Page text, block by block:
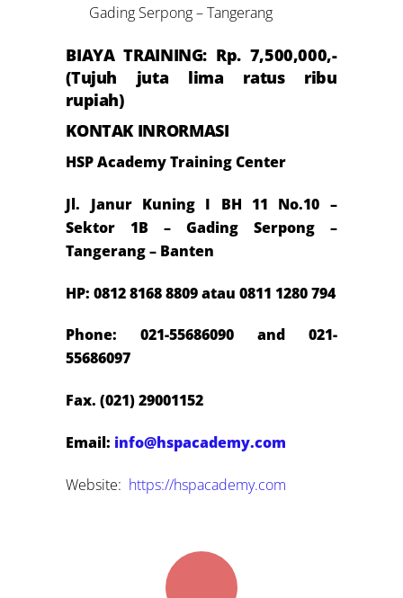
Gading Serpong – Tangerang
BIAYA TRAINING: Rp. 7,500,000,-
(Tujuh juta lima ratus ribu
rupiah)
KONTAK INRORMASI
HSP Academy Training Center
Jl. Janur Kuning I BH 11 No.10 –
Sektor 1B – Gading Serpong –
Tangerang – Banten
HP: 0812 8168 8809 atau 0811 1280 794
Phone: 021-55686090 and 021-
55686097
Fax. (021) 29001152
Email: info@hspacademy.com
Website: https://hspacademy.com